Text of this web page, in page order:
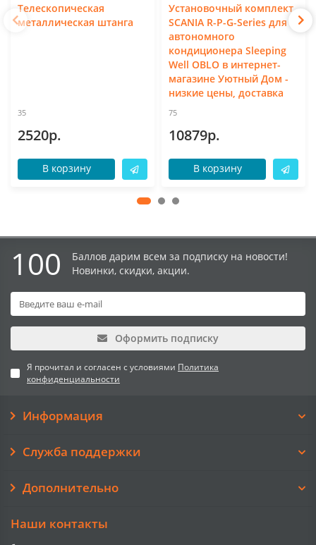
Телескопическая
металлическая штанга
35
2520р.
В корзину
Установочный комплект
SCANIA R-P-G-Series для
автономного
кондиционера Sleeping
Well OBLO в интернет-
магазине Уютный Дом -
низкие цены, доставка
75
10879р.
В корзину
100
Баллов дарим всем за подписку на новости!
Новинки, скидки, акции.
Оформить подписку
Я прочитал и согласен с условиями Политика
конфиденциальности
Информация
Служба поддержки
Дополнительно
Наши контакты